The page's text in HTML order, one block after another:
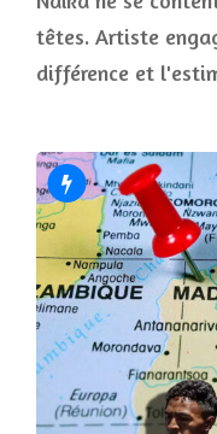
têtes. Artiste
différence et